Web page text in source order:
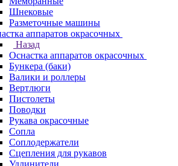
Шнековые
Разметочные машины
аппаратов окрасочных
Назад
Оснастка аппаратов окрасочных
Бункера (баки)
Валики и роллеры
Вертлюги
Пистолеты
Поводки
Рукава окрасочные
Сопла
Соплодержатели
Сцепления для рукавов
Удлинители